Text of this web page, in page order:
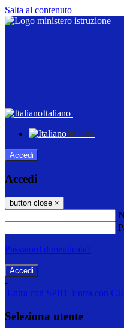
Salta al contenuto
Italiano
Italiano
Accedi
Accedi
button close ×
Password dimenticata?
-
Entra con SPID Entra con
Seleziona utente